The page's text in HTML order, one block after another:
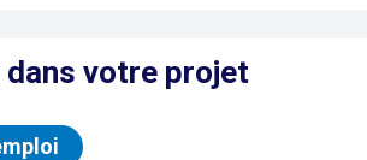
votre projet